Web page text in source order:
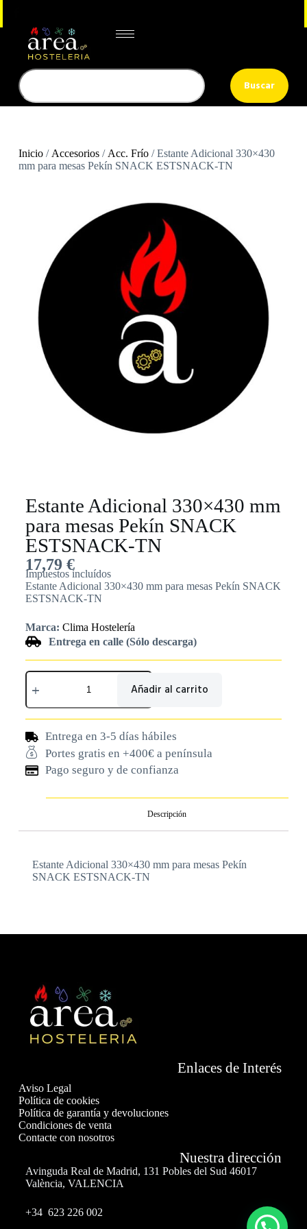
Buscar
Inicio/ Accesorios/ Acc. Frío/ Estante Adicional 330×430
mm para mesas Pekín SNACK ESTSNACK-TN
Estante Adicional 330×430 mm
para mesas Pekín SNACK
ESTSNACK-TN
17,79 €
Impuestos incluídos
Estante Adicional 330×430 mm para mesas Pekín SNACK
ESTSNACK-TN
Marca: Clima Hostelería
Entrega en calle (Sólo descarga)
Añadir al carrito
Entrega en 3-5 días hábiles
Portes gratis en +400€ a península
Pago seguro y de confianza
Descripción
Estante Adicional 330×430 mm para mesas Pekín
SNACK ESTSNACK-TN
Enlaces de Interés
Aviso Legal
Política de cookies
Política de garantía y devoluciones
Condiciones de venta
Contacte con nosotros
Nuestra dirección
Avinguda Real de Madrid, 131 Pobles del Sud 46017
València, VALENCIA
+34 623 226 002